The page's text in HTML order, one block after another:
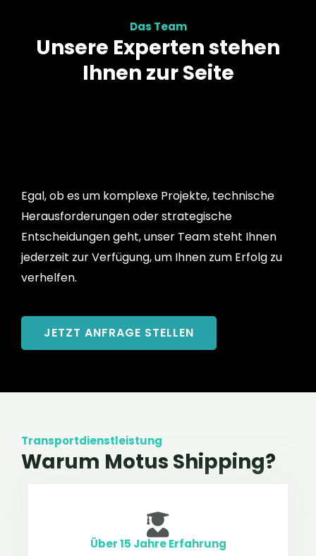
Das Team
Unsere Experten stehen
Ihnen zur Seite
Egal, ob es um komplexe Projekte, technische
Herausforderungen oder strategische
Entscheidungen geht, unser Team steht Ihnen
jederzeit zur Verfügung, um Ihnen zum Erfolg zu
verhelfen.
JETZT ANFRAGE STELLEN
Transportdienstleistung
Warum Motus Shipping?
Über 15 Jahre Erfahrung